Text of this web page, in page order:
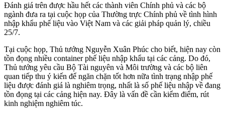
Đánh giá trên được hầu hết các thành viên Chính phủ và các bộ
ngành đưa ra tại cuộc họp của Thường trực Chính phủ về tình hình
nhập khẩu phế liệu vào Việt Nam và các giải pháp quản lý, chiều
25/7.
Tại cuộc họp, Thủ tướng Nguyễn Xuân Phúc cho biết, hiện nay còn
tồn đọng nhiều container phế liệu nhập khẩu tại các cảng. Do đó,
Thủ tướng yêu cầu Bộ Tài nguyên và Môi trường và các bộ liên
quan tiếp thu ý kiến để ngăn chặn tốt hơn nữa tình trạng nhập phế
liệu được đánh giá là nghiêm trọng, nhất là số phế liệu nhập về đang
tồn đọng tại các cảng hiện nay. Đây là vấn đề cần kiểm điểm, rút
kinh nghiệm nghiêm túc.